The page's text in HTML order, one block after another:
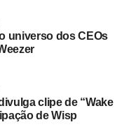
universo dos CEOs
clipe de “Wake
de Wisp